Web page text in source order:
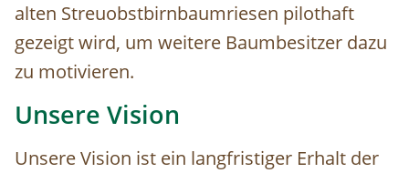
alten Streuobstbirnbaumriesen pilothaft
gezeigt wird, um weitere Baumbesitzer dazu
zu motivieren.
Unsere Vision
Unsere Vision ist ein langfristiger Erhalt der